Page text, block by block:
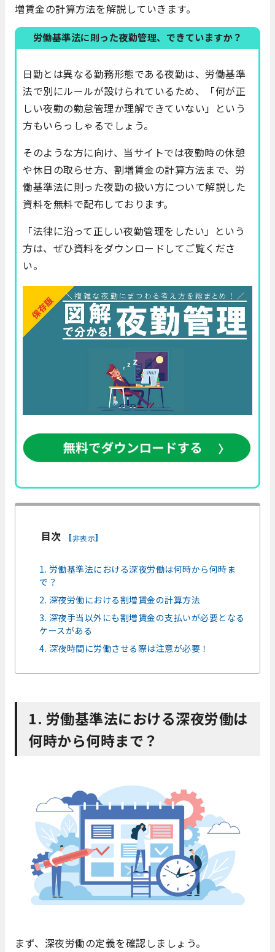
増賃金の計算方法を解説していきます。
労働基準法に則った夜勤管理、できていますか？
日勤とは異なる勤務形態である夜勤は、労働基準
法で別にルールが設けられているため、「何が正
しい夜勤の勤怠管理か理解できていない」という
方もいらっしゃるでしょう。
そのような方に向け、当サイトでは夜勤時の休憩
や休日の取らせ方、割増賃金の計算方法まで、労
働基準法に則った夜勤の扱い方について解説した
資料を無料で配布しております。
「法律に沿って正しい夜勤管理をしたい」という
方は、ぜひ資料をダウンロードしてご覧くださ
い。
目次 [非表示]
1. 労働基準法における深夜労働は何時から何時ま
で？
2. 深夜労働における割増賃金の計算方法
3. 深夜手当以外にも割増賃金の支払いが必要となる
ケースがある
4. 深夜時間に労働させる際は注意が必要！
1. 労働基準法における深夜労働は
何時から何時まで？
まず、深夜労働の定義を確認しましょう。